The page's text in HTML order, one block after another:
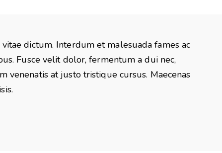
dictum. Interdum et malesuada fames ac
Fusce velit dolor, fermentum a dui nec,
venenatis at justo tristique cursus. Maecenas